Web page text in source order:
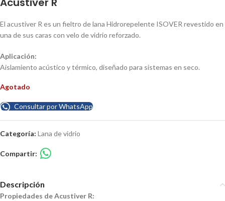
El acustiver R es un fieltro de lana Hidrorepelente ISOVER revestido en
una de sus caras con velo de vidrio reforzado.
Aplicación:
Aislamiento acústico y térmico, diseñado para sistemas en seco.
Agotado
Consultar por WhatsApp
Categoría: Lana de vidrio
Compartir:
Descripción
Propiedades de Acustiver R: